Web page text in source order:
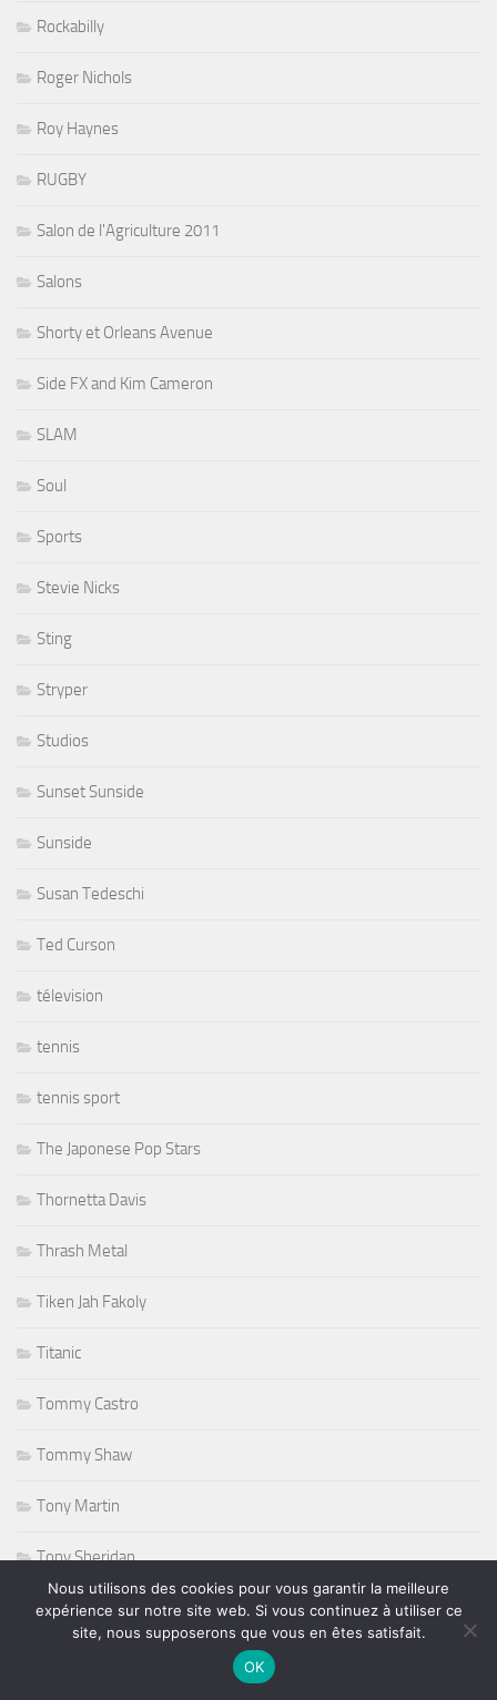
Rockabilly
Roger Nichols
Roy Haynes
RUGBY
Salon de l'Agriculture 2011
Salons
Shorty et Orleans Avenue
Side FX and Kim Cameron
SLAM
Soul
Sports
Stevie Nicks
Sting
Stryper
Studios
Sunset Sunside
Sunside
Susan Tedeschi
Ted Curson
télevision
tennis
tennis sport
The Japonese Pop Stars
Thornetta Davis
Thrash Metal
Tiken Jah Fakoly
Titanic
Tommy Castro
Tommy Shaw
Tony Martin
Tony Sheridan
Tourisme
Nous utilisons des cookies pour vous garantir la meilleure
expérience sur notre site web. Si vous continuez à utiliser ce
site, nous supposerons que vous en êtes satisfait.
OK